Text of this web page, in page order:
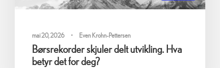
mai 20, 2026 • Even Krohn-Pettersen
Børsrekorder skjuler delt utvikling. Hva
betyr det for deg?